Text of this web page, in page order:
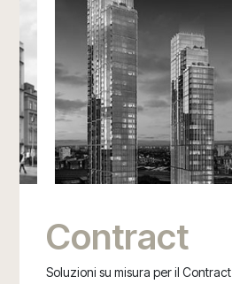
Contract
Soluzioni su misura per il Contract